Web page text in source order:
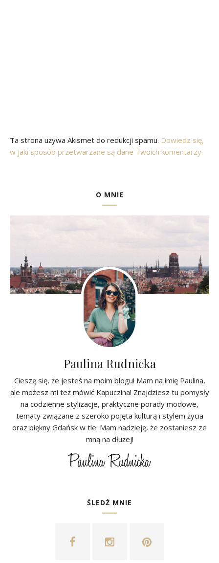
Ta strona używa Akismet do redukcji spamu. Dowiedz się,
w jaki sposób przetwarzane są dane Twoich komentarzy.
O MNIE
Paulina Rudnicka
Cieszę się, że jesteś na moim blogu! Mam na imię Paulina,
ale możesz mi też mówić Kapuczina! Znajdziesz tu pomysły
na codzienne stylizacje, praktyczne porady modowe,
tematy związane z szeroko pojęta kulturą i stylem życia
oraz piękny Gdańsk w tle. Mam nadzieję, że zostaniesz ze
mną na dłużej!
ŚLEDŹ MNIE